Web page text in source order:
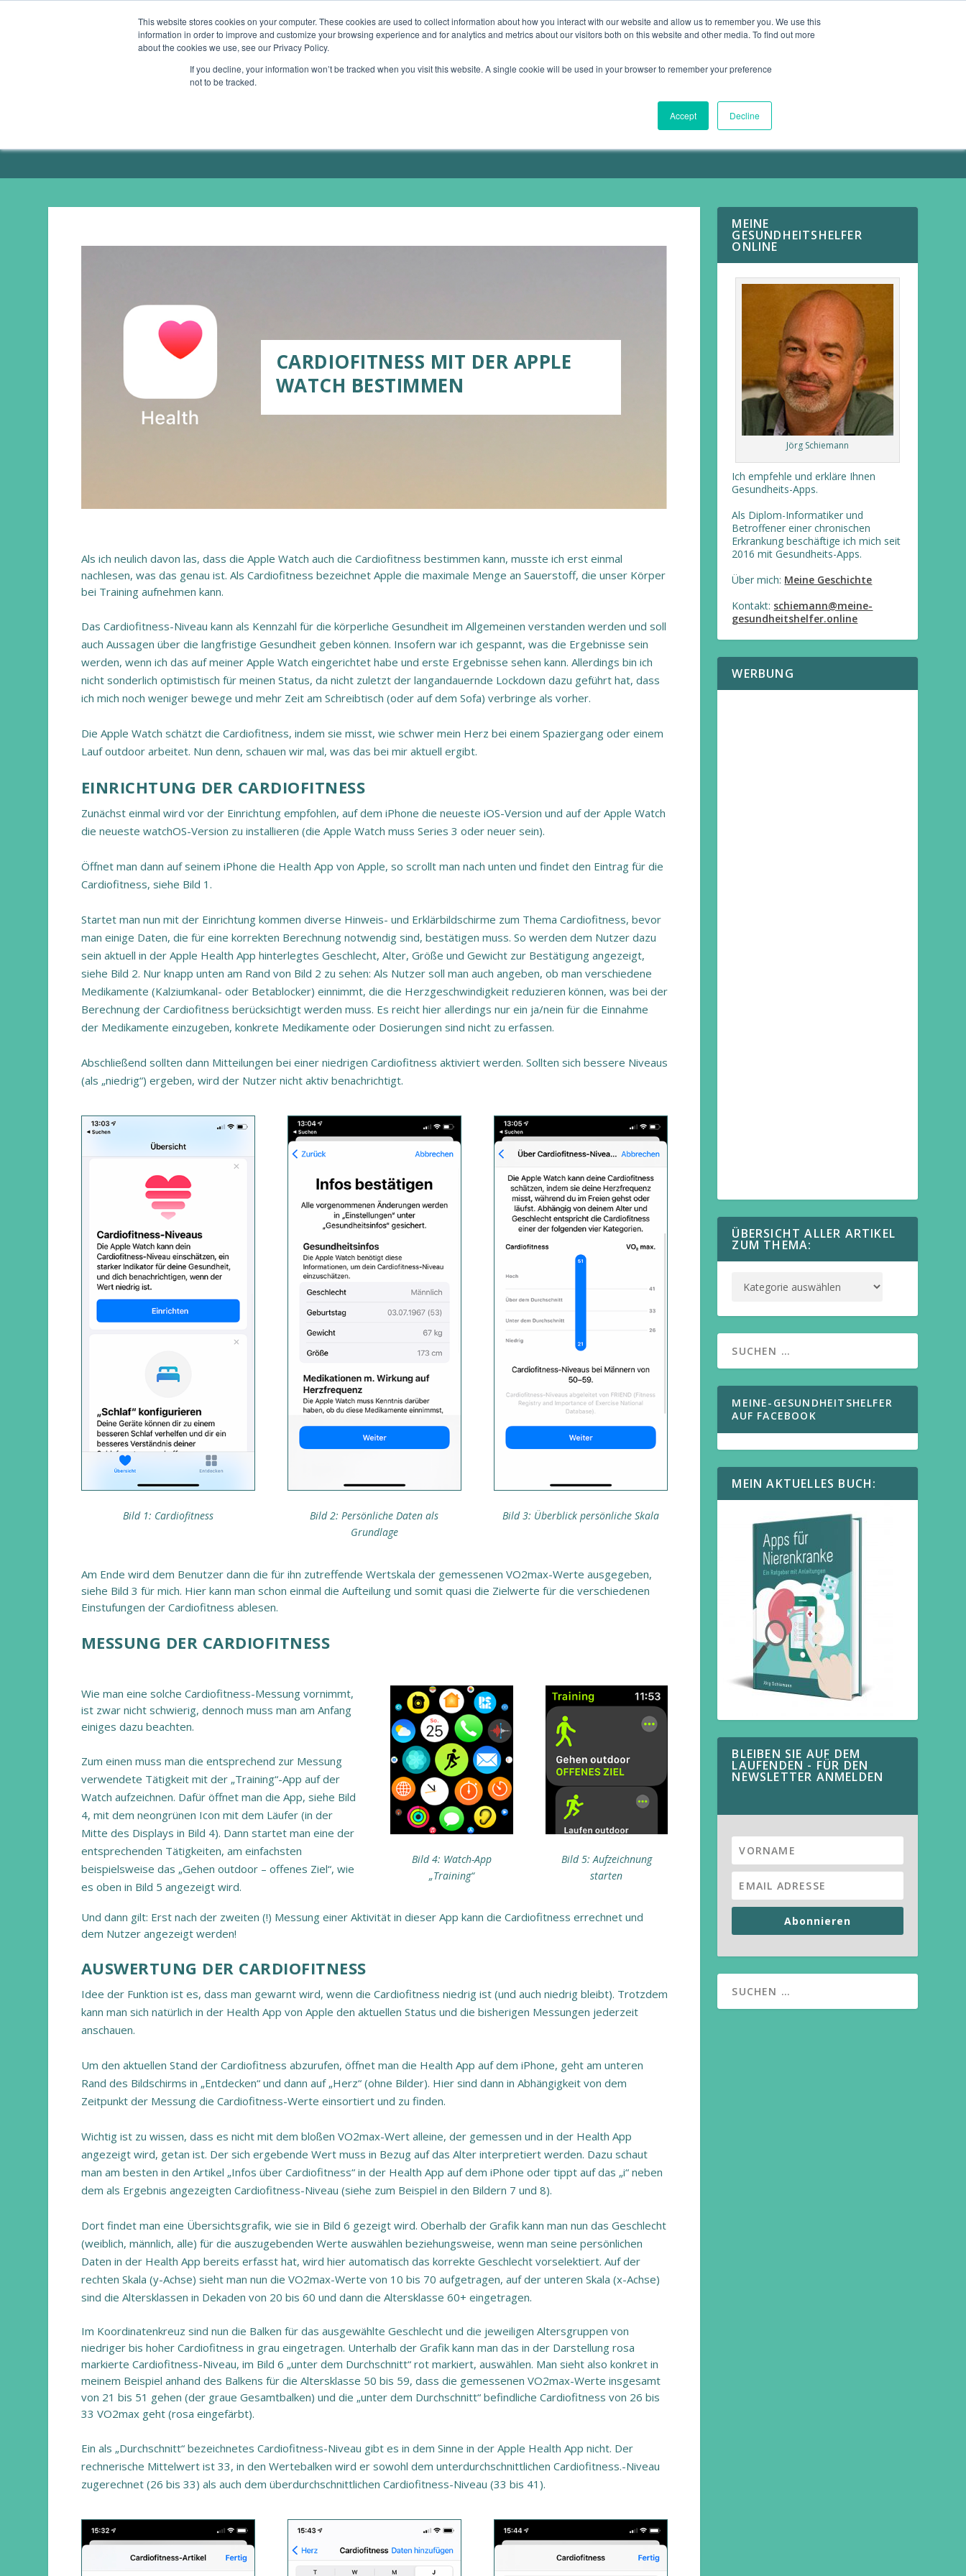
This website stores cookies on your computer. These cookies are used to collect information about how you interact with our website and allow us to remember you. We use this
information in order to improve and customize your browsing experience and for analytics and metrics about our visitors both on this website and other media. To find out more
about the cookies we use, see our Privacy Policy.
If you decline, your information won’t be tracked when you visit this website. A single cookie will be used in your browser to remember your preference
not to be tracked.
Accept Decline
GESUNDHEITS-APPS SMARTE GERÄTE MEIN ANGEBOT
CARDIOFITNESS MIT DER APPLE
WATCH BESTIMMEN
Als ich neulich davon las, dass die Apple Watch auch die Cardiofitness bestimmen kann, musste ich erst einmal
nachlesen, was das genau ist. Als Cardiofitness bezeichnet Apple die maximale Menge an Sauerstoff, die unser Körper
bei Training aufnehmen kann.
Das Cardiofitness-Niveau kann als Kennzahl für die körperliche Gesundheit im Allgemeinen verstanden werden und soll
auch Aussagen über die langfristige Gesundheit geben können. Insofern war ich gespannt, was die Ergebnisse sein
werden, wenn ich das auf meiner Apple Watch eingerichtet habe und erste Ergebnisse sehen kann. Allerdings bin ich
nicht sonderlich optimistisch für meinen Status, da nicht zuletzt der langandauernde Lockdown dazu geführt hat, dass
ich mich noch weniger bewege und mehr Zeit am Schreibtisch (oder auf dem Sofa) verbringe als vorher.
Die Apple Watch schätzt die Cardiofitness, indem sie misst, wie schwer mein Herz bei einem Spaziergang oder einem
Lauf outdoor arbeitet. Nun denn, schauen wir mal, was das bei mir aktuell ergibt.
EINRICHTUNG DER CARDIOFITNESS
Zunächst einmal wird vor der Einrichtung empfohlen, auf dem iPhone die neueste iOS-Version und auf der Apple Watch
die neueste watchOS-Version zu installieren (die Apple Watch muss Series 3 oder neuer sein).
Öffnet man dann auf seinem iPhone die Health App von Apple, so scrollt man nach unten und findet den Eintrag für die
Cardiofitness, siehe Bild 1.
Startet man nun mit der Einrichtung kommen diverse Hinweis- und Erklärbildschirme zum Thema Cardiofitness, bevor
man einige Daten, die für eine korrekten Berechnung notwendig sind, bestätigen muss. So werden dem Nutzer dazu
sein aktuell in der Apple Health App hinterlegtes Geschlecht, Alter, Größe und Gewicht zur Bestätigung angezeigt,
siehe Bild 2. Nur knapp unten am Rand von Bild 2 zu sehen: Als Nutzer soll man auch angeben, ob man verschiedene
Medikamente (Kalziumkanal- oder Betablocker) einnimmt, die die Herzgeschwindigkeit reduzieren können, was bei der
Berechnung der Cardiofitness berücksichtigt werden muss. Es reicht hier allerdings nur ein ja/nein für die Einnahme
der Medikamente einzugeben, konkrete Medikamente oder Dosierungen sind nicht zu erfassen.
Abschließend sollten dann Mitteilungen bei einer niedrigen Cardiofitness aktiviert werden. Sollten sich bessere Niveaus
(als „niedrig“) ergeben, wird der Nutzer nicht aktiv benachrichtigt.
Bild 1: Cardiofitness
Bild 2: Persönliche Daten als
Grundlage
Bild 3: Überblick persönliche Skala
Am Ende wird dem Benutzer dann die für ihn zutreffende Wertskala der gemessenen VO2max-Werte ausgegeben,
siehe Bild 3 für mich. Hier kann man schon einmal die Aufteilung und somit quasi die Zielwerte für die verschiedenen
Einstufungen der Cardiofitness ablesen.
MESSUNG DER CARDIOFITNESS
Wie man eine solche Cardiofitness-Messung vornimmt,
ist zwar nicht schwierig, dennoch muss man am Anfang
einiges dazu beachten.
Zum einen muss man die entsprechend zur Messung
verwendete Tätigkeit mit der „Training“-App auf der
Watch aufzeichnen. Dafür öffnet man die App, siehe Bild
4, mit dem neongrünen Icon mit dem Läufer (in der
Mitte des Displays in Bild 4). Dann startet man eine der
entsprechenden Tätigkeiten, am einfachsten
beispielsweise das „Gehen outdoor – offenes Ziel“, wie
es oben in Bild 5 angezeigt wird.
Bild 4: Watch-App
„Training“
Bild 5: Aufzeichnung
starten
Und dann gilt: Erst nach der zweiten (!) Messung einer Aktivität in dieser App kann die Cardiofitness errechnet und
dem Nutzer angezeigt werden!
AUSWERTUNG DER CARDIOFITNESS
Idee der Funktion ist es, dass man gewarnt wird, wenn die Cardiofitness niedrig ist (und auch niedrig bleibt). Trotzdem
kann man sich natürlich in der Health App von Apple den aktuellen Status und die bisherigen Messungen jederzeit
anschauen.
Um den aktuellen Stand der Cardiofitness abzurufen, öffnet man die Health App auf dem iPhone, geht am unteren
Rand des Bildschirms in „Entdecken“ und dann auf „Herz“ (ohne Bilder). Hier sind dann in Abhängigkeit von dem
Zeitpunkt der Messung die Cardiofitness-Werte einsortiert und zu finden.
Wichtig ist zu wissen, dass es nicht mit dem bloßen VO2max-Wert alleine, der gemessen und in der Health App
angezeigt wird, getan ist. Der sich ergebende Wert muss in Bezug auf das Alter interpretiert werden. Dazu schaut
man am besten in den Artikel „Infos über Cardiofitness“ in der Health App auf dem iPhone oder tippt auf das „i“ neben
dem als Ergebnis angezeigten Cardiofitness-Niveau (siehe zum Beispiel in den Bildern 7 und 8).
Dort findet man eine Übersichtsgrafik, wie sie in Bild 6 gezeigt wird. Oberhalb der Grafik kann man nun das Geschlecht
(weiblich, männlich, alle) für die auszugebenden Werte auswählen beziehungsweise, wenn man seine persönlichen
Daten in der Health App bereits erfasst hat, wird hier automatisch das korrekte Geschlecht vorselektiert. Auf der
rechten Skala (y-Achse) sieht man nun die VO2max-Werte von 10 bis 70 aufgetragen, auf der unteren Skala (x-Achse)
sind die Altersklassen in Dekaden von 20 bis 60 und dann die Altersklasse 60+ eingetragen.
Im Koordinatenkreuz sind nun die Balken für das ausgewählte Geschlecht und die jeweiligen Altersgruppen von
niedriger bis hoher Cardiofitness in grau eingetragen. Unterhalb der Grafik kann man das in der Darstellung rosa
markierte Cardiofitness-Niveau, im Bild 6 „unter dem Durchschnitt“ rot markiert, auswählen. Man sieht also konkret in
meinem Beispiel anhand des Balkens für die Altersklasse 50 bis 59, dass die gemessenen VO2max-Werte insgesamt
von 21 bis 51 gehen (der graue Gesamtbalken) und die „unter dem Durchschnitt“ befindliche Cardiofitness von 26 bis
33 VO2max geht (rosa eingefärbt).
Ein als „Durchschnitt“ bezeichnetes Cardiofitness-Niveau gibt es in dem Sinne in der Apple Health App nicht. Der
rechnerische Mittelwert ist 33, in den Wertebalken wird er sowohl dem unterdurchschnittlichen Cardiofitness.-Niveau
zugerechnet (26 bis 33) als auch dem überdurchschnittlichen Cardiofitness-Niveau (33 bis 41).
MEINE
GESUNDHEITSHELFER
ONLINE
Jörg Schiemann
Ich empfehle und erkläre Ihnen
Gesundheits-Apps.
Als Diplom-Informatiker und
Betroffener einer chronischen
Erkrankung beschäftige ich mich seit
2016 mit Gesundheits-Apps.
Über mich: Meine Geschichte
Kontakt: schiemann@meine-
gesundheitshelfer.online
WERBUNG
ÜBERSICHT ALLER ARTIKEL
ZUM THEMA:
MEINE-GESUNDHEITSHELFER
AUF FACEBOOK
MEIN AKTUELLES BUCH:
BLEIBEN SIE AUF DEM
LAUFENDEN - FÜR DEN
NEWSLETTER ANMELDEN
Abonnieren